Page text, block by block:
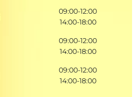
09:00-12:00
14:00-18:00
09:00-12:00
14:00-18:00
09:00-12:00
14:00-18:00